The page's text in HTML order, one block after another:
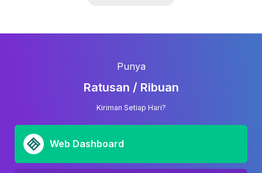
Punya
Ratusan / Ribuan
Kiriman Setiap Hari?
Web Dashboard